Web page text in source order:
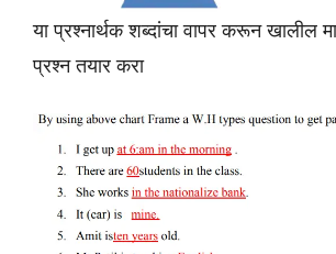
या प्रश्नार्थक शब्दांचा वापर करून खालील
प्रश्न तयार करा